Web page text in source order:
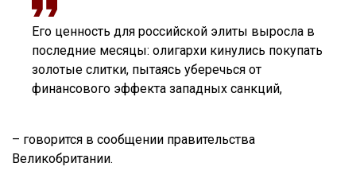
Его ценность для российской элиты выросла в
последние месяцы: олигархи кинулись покупать
золотые слитки, пытаясь уберечься от
финансового эффекта западных санкций,
– говорится в сообщении правительства
Великобритании.